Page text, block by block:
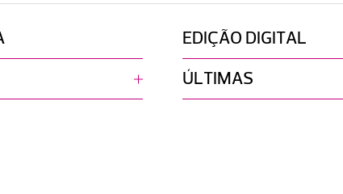
EDIÇÃO DIGITAL
ÚLTIMAS